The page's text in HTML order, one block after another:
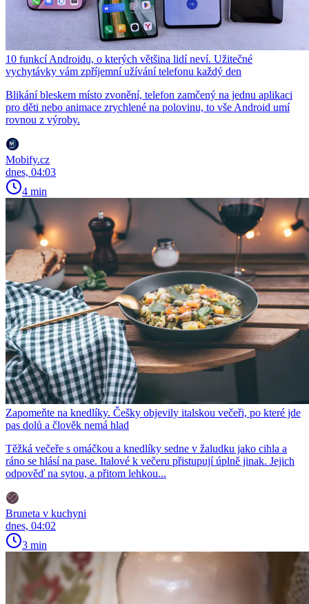
10 funkcí Androidu, o kterých většina lidí neví. Užitečné
vychytávky vám zpříjemní užívání telefonu každý den
Blikání bleskem místo zvonění, telefon zamčený na jednu aplikaci
pro děti nebo animace zrychlené na polovinu, to vše Android umí
rovnou z výroby.
Mobify.cz
dnes, 04:03
4 min
Zapomeňte na knedlíky. Češky objevily italskou večeři, po které jde
pas dolů a člověk nemá hlad
Těžká večeře s omáčkou a knedlíky sedne v žaludku jako cihla a
ráno se hlásí na pase. Italové k večeru přistupují úplně jinak. Jejich
odpověď na sytou, a přitom lehkou...
Bruneta v kuchyni
dnes, 04:02
3 min